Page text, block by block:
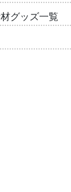
グッズ一覧